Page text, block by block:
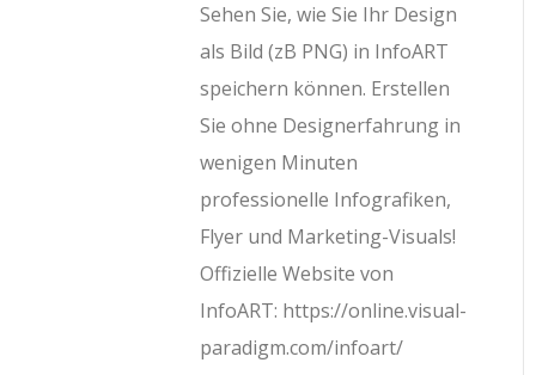
Sehen Sie, wie Sie Ihr Design
als Bild (zB PNG) in InfoART
speichern können. Erstellen
Sie ohne Designerfahrung in
wenigen Minuten
professionelle Infografiken,
Flyer und Marketing-Visuals!
Offizielle Website von
InfoART: https://online.visual-
paradigm.com/infoart/